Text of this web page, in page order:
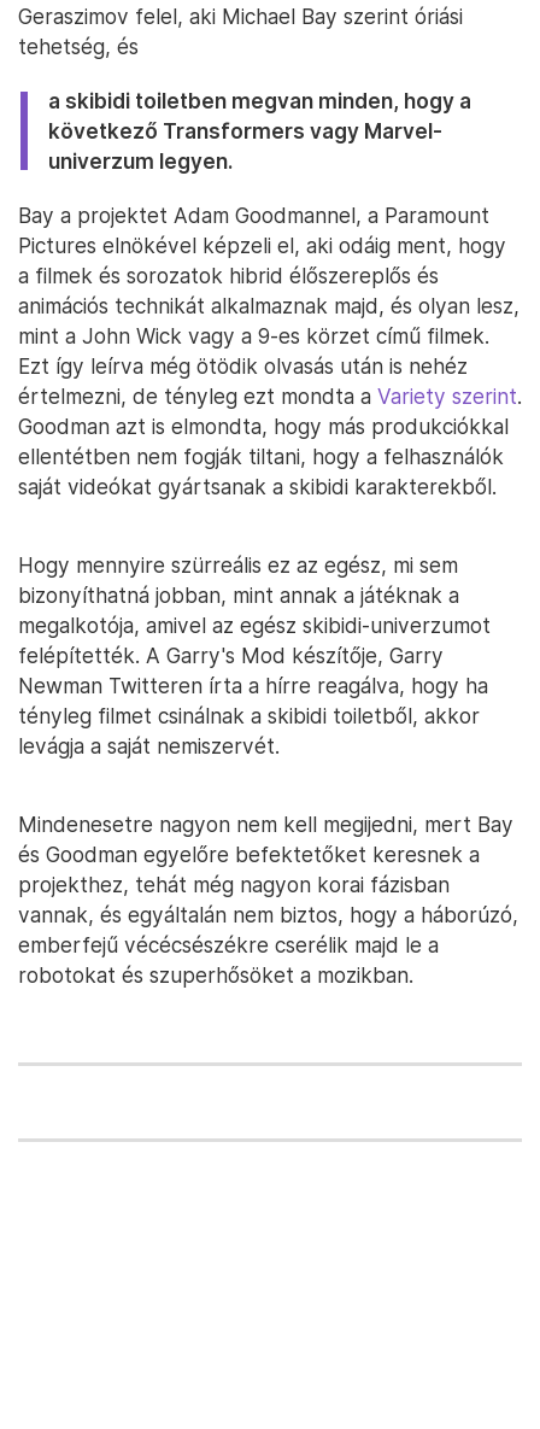
Geraszimov felel, aki Michael Bay szerint óriási
tehetség, és
a skibidi toiletben megvan minden, hogy a
következő Transformers vagy Marvel-
univerzum legyen.
Bay a projektet Adam Goodmannel, a Paramount
Pictures elnökével képzeli el, aki odáig ment, hogy
a filmek és sorozatok hibrid élőszereplős és
animációs technikát alkalmaznak majd, és olyan lesz,
mint a John Wick vagy a 9-es körzet című filmek.
Ezt így leírva még ötödik olvasás után is nehéz
értelmezni, de tényleg ezt mondta a Variety szerint.
Goodman azt is elmondta, hogy más produkciókkal
ellentétben nem fogják tiltani, hogy a felhasználók
saját videókat gyártsanak a skibidi karakterekből.
Hogy mennyire szürreális ez az egész, mi sem
bizonyíthatná jobban, mint annak a játéknak a
megalkotója, amivel az egész skibidi-univerzumot
felépítették. A Garry's Mod készítője, Garry
Newman Twitteren írta a hírre reagálva, hogy ha
tényleg filmet csinálnak a skibidi toiletből, akkor
levágja a saját nemiszervét.
Mindenesetre nagyon nem kell megijedni, mert Bay
és Goodman egyelőre befektetőket keresnek a
projekthez, tehát még nagyon korai fázisban
vannak, és egyáltalán nem biztos, hogy a háborúzó,
emberfejű vécécsészékre cserélik majd le a
robotokat és szuperhősöket a mozikban.